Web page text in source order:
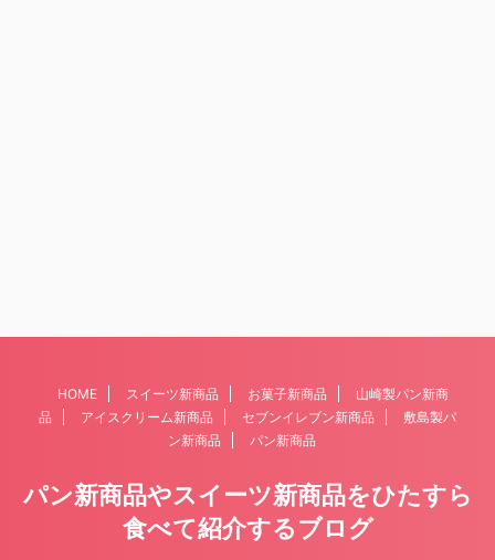
HOME スイーツ新商品 お菓子新商品
山崎製パン新商
品
アイスクリーム新商品 セブンイレブン新商品
敷島製パ
ン新商品
パン新商品
パン新商品やスイーツ新商品をひたすら
食べて紹介するブログ